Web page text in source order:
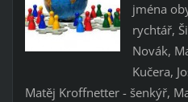
jména
rychtář,
Novák,
Kučera,
Matěj Kroffnetter - šenkýř,